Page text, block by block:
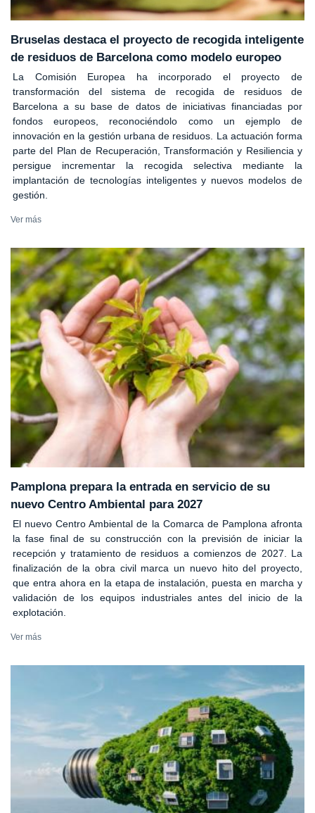
Bruselas destaca el proyecto de recogida inteligente
de residuos de Barcelona como modelo europeo
La Comisión Europea ha incorporado el proyecto de
transformación del sistema de recogida de residuos de
Barcelona a su base de datos de iniciativas financiadas por
fondos europeos, reconociéndolo como un ejemplo de
innovación en la gestión urbana de residuos. La actuación forma
parte del Plan de Recuperación, Transformación y Resiliencia y
persigue incrementar la recogida selectiva mediante la
implantación de tecnologías inteligentes y nuevos modelos de
gestión.
Ver más
Pamplona prepara la entrada en servicio de su
nuevo Centro Ambiental para 2027
El nuevo Centro Ambiental de la Comarca de Pamplona afronta
la fase final de su construcción con la previsión de iniciar la
recepción y tratamiento de residuos a comienzos de 2027. La
finalización de la obra civil marca un nuevo hito del proyecto,
que entra ahora en la etapa de instalación, puesta en marcha y
validación de los equipos industriales antes del inicio de la
explotación.
Ver más